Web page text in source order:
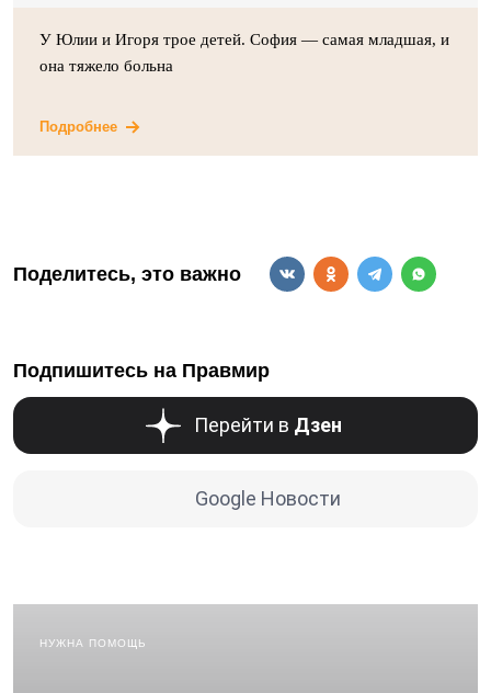
У Юлии и Игоря трое детей. София — самая младшая, и
она тяжело больна
Подробнее
Поделитесь, это важно
Подпишитесь на Правмир
Перейти в Дзен
Google Новости
НУЖНА ПОМОЩЬ